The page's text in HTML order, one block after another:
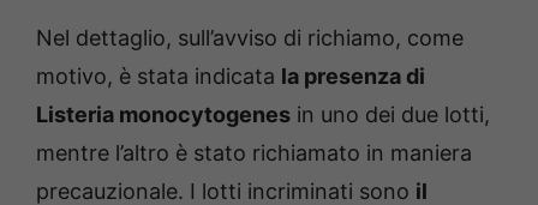
Nel dettaglio, sull’avviso di richiamo, come
motivo, è stata indicata la presenza di
Listeria monocytogenes in uno dei due lotti,
mentre l’altro è stato richiamato in maniera
precauzionale. I lotti incriminati sono il